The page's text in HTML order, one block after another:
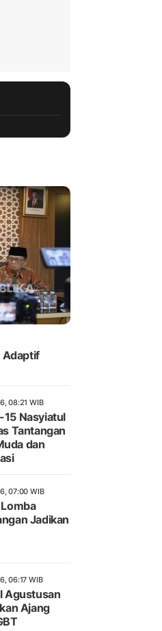
Adaptif
08:21 WIB
Nasyiatul
Tantangan
dan
07:00 WIB
Jadikan
06:17 WIB
Agustusan
Ajang